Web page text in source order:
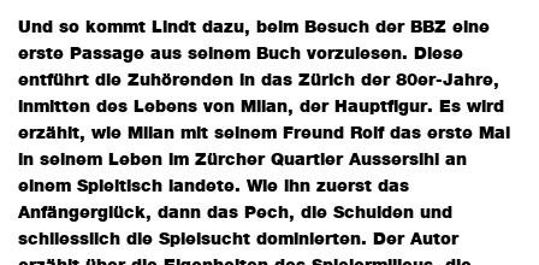
Und so kommt Lindt dazu, beim Besuch der BBZ eine
erste Passage aus seinem Buch vorzulesen. Diese
entführt die Zuhörenden in das Zürich der 80er-Jahre,
inmitten des Lebens von Milan, der Hauptfigur. Es wird
erzählt, wie Milan mit seinem Freund Rolf das erste Mal
in seinem Leben im Zürcher Quartier Aussersihl an
einem Spieltisch landete. Wie ihn zuerst das
Anfängerglück, dann das Pech, die Schulden und
schliesslich die Spielsucht dominierten. Der Autor